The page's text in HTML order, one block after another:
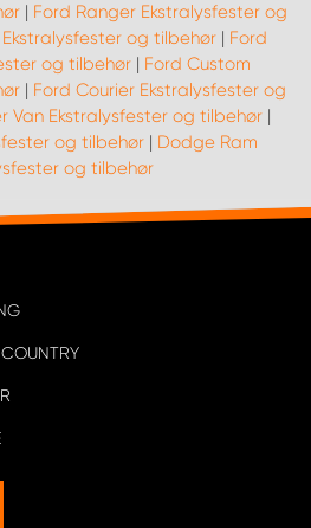
| Ford Ranger Ekstralysfester og
Ekstralysfester og tilbehør | Ford
og tilbehør| Ford Custom
| Ford Courier Ekstralysfester og
Van Ekstralysfester og tilbehør|
og tilbehør| Dodge Ram
og tilbehør